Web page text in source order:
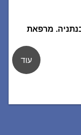
מרפאת
עוד